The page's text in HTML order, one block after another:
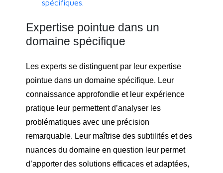
spécifiques.
Expertise pointue dans un
domaine spécifique
Les experts se distinguent par leur expertise
pointue dans un domaine spécifique. Leur
connaissance approfondie et leur expérience
pratique leur permettent d’analyser les
problématiques avec une précision
remarquable. Leur maîtrise des subtilités et des
nuances du domaine en question leur permet
d’apporter des solutions efficaces et adaptées,